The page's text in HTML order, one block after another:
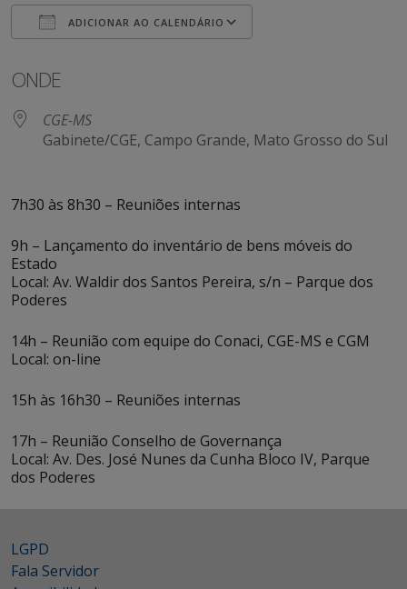
ADICIONAR AO CALENDÁRIO
ONDE
CGE-MS
Gabinete/CGE, Campo Grande, Mato Grosso do Sul
7h30 às 8h30 – Reuniões internas
9h – Lançamento do inventário de bens móveis do
Estado
Local: Av. Waldir dos Santos Pereira, s/n – Parque dos
Poderes
14h – Reunião com equipe do Conaci, CGE-MS e CGM
Local: on-line
15h às 16h30 – Reuniões internas
17h – Reunião Conselho de Governança
Local: Av. Des. José Nunes da Cunha Bloco IV, Parque
dos Poderes
LGPD
Fala Servidor